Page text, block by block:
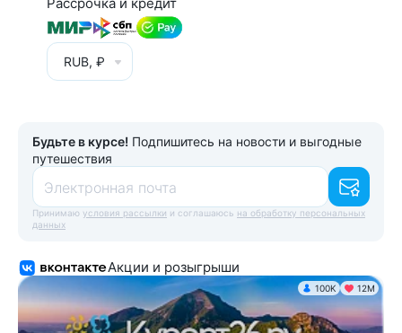
Рассрочка и кредит
RUB, ₽
Будьте в курсе! Подпишитесь на новости и выгодные
путешествия
Электронная почта
Принимаю условия рассылки и соглашаюсь на обработку персональных
данных
Акции и розыгрыши
100K 12М